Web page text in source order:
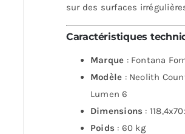
sur des surfaces
Caractéristiques
Marque : Fontana
Modèle : Neolith
Lumen 6
Dimensions :
Poids : 60 kg